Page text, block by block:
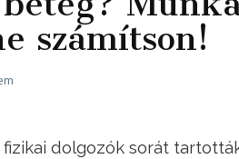
számítson!
dolgozók sorát